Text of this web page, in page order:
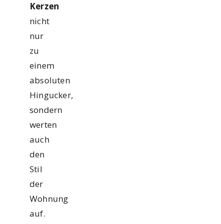
Kerzen
nicht
nur
zu
einem
absoluten
Hingucker,
sondern
werten
auch
den
Stil
der
Wohnung
auf.